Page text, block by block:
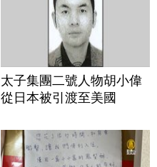
太子集團二號人物胡小偉
從日本被引渡至美國